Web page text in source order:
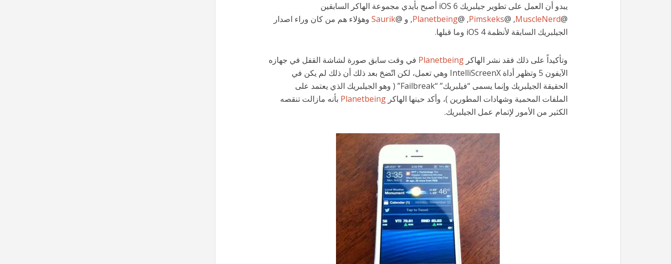
يبدو أن العمل على تطوير جيلبريك iOS 6 أصبح بأيدي مجموعة الهاكر السابقين
@
MuscleNerd
, @
Pimskeks
, @
Planetbeing, و @Saurik وهؤلاء هم من كان وراء اصدار
الجيلبريك السابقة لأنظمة iOS 4 وما قبلها.
وتأكيداً على ذلك فقد نشر الهاكر Planetbeing في وقت سابق صورة لشاشة القفل في جهازه
الآيفون 5 وتظهر أداة IntelliScreenX وهي تعمل، لكن اتّضحَ بعد ذلك أن ذلك لم يكن في
الحقيقة الجيلبريك وإنما يسمى “فيلبريك” “Failbreak” ( وهو الجيلبريك الذي يعتمد على
الملفات المحمية وشهادات المطورين )، وأكد حينها الهاكر Planetbeing بأنه مازالت تنقصه
الكثير من الأمور لإتمام عمل الجيلبريك.